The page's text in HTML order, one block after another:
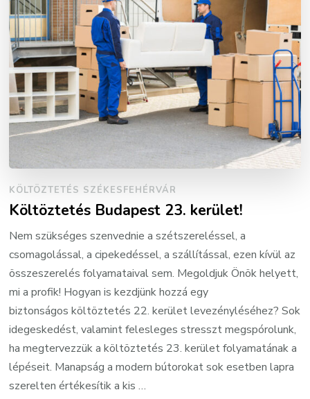
KÖLTÖZTETÉS SZÉKESFEHÉRVÁR
Költöztetés Budapest 23. kerület!
Nem szükséges szenvednie a szétszereléssel, a
csomagolással, a cipekedéssel, a szállítással, ezen kívül az
összeszerelés folyamataival sem. Megoldjuk Önök helyett,
mi a profik! Hogyan is kezdjünk hozzá egy
biztonságos költöztetés 22. kerület levezényléséhez? Sok
idegeskedést, valamint felesleges stresszt megspórolunk,
ha megtervezzük a költöztetés 23. kerület folyamatának a
lépéseit. Manapság a modern bútorokat sok esetben lapra
szerelten értékesítik a kis …